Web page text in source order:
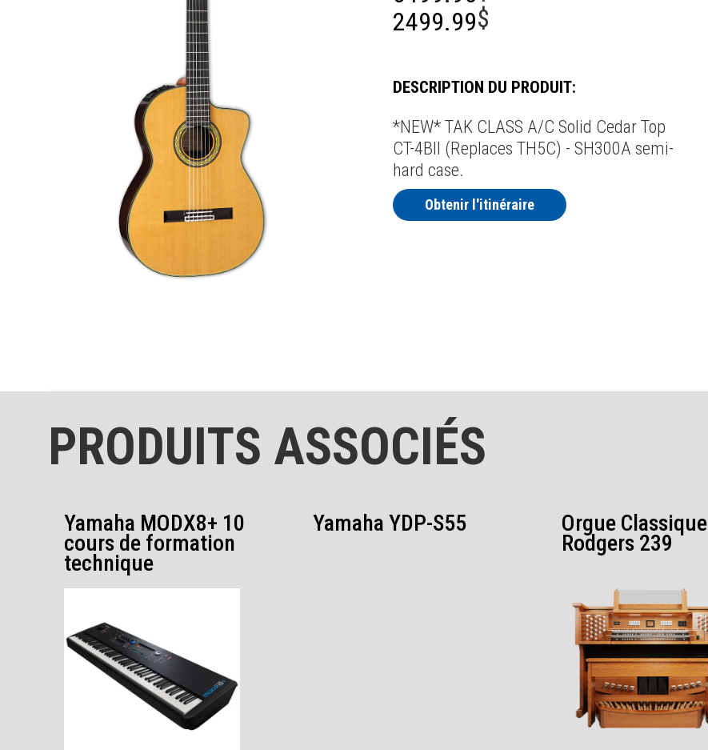
2499.99$
DESCRIPTION DU PRODUIT:
*NEW* TAK CLASS A/C Solid Cedar Top
CT-4BII (Replaces TH5C) - SH300A semi-
hard case.
Obtenir l'itinéraire
PRODUITS ASSOCIÉS
Yamaha MODX8+ 10
cours de formation
technique
Yamaha YDP-S55 Orgue Classique
Rodgers 239